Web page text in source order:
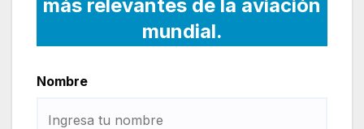
más relevantes de la aviación
mundial.
Nombre